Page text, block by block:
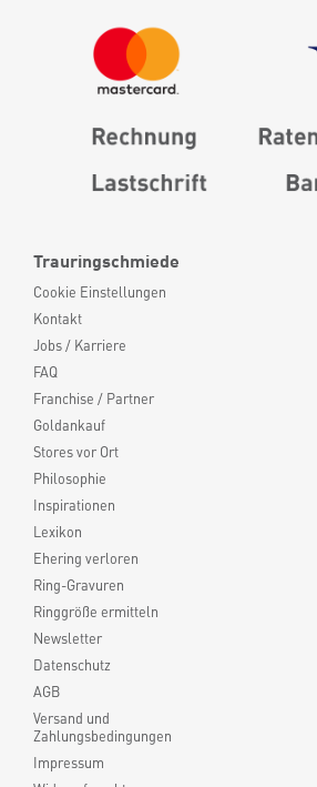
Trauringschmiede
Cookie Einstellungen
Kontakt
Jobs / Karriere
FAQ
Franchise / Partner
Goldankauf
Stores vor Ort
Philosophie
Inspirationen
Lexikon
Ehering verloren
Ring-Gravuren
Ringgröße ermitteln
Newsletter
Datenschutz
AGB
Versand und
Zahlungsbedingungen
Impressum